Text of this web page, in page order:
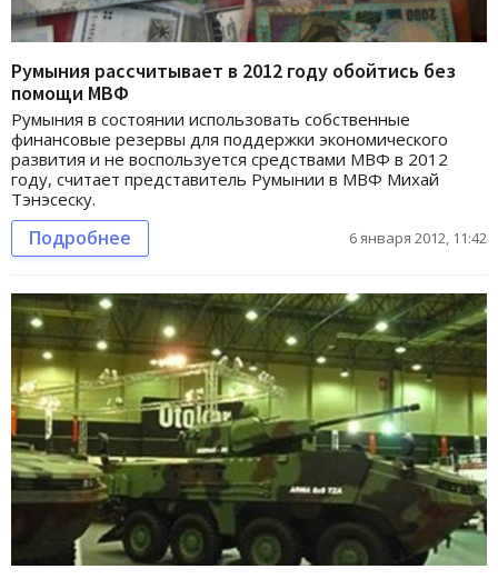
Румыния рассчитывает в 2012 году обойтись без
помощи МВФ
Румыния в состоянии использовать собственные
финансовые резервы для поддержки экономического
развития и не воспользуется средствами МВФ в 2012
году, считает представитель Румынии в МВФ Михай
Тэнэсеску.
Подробнее 6 января 2012, 11:42